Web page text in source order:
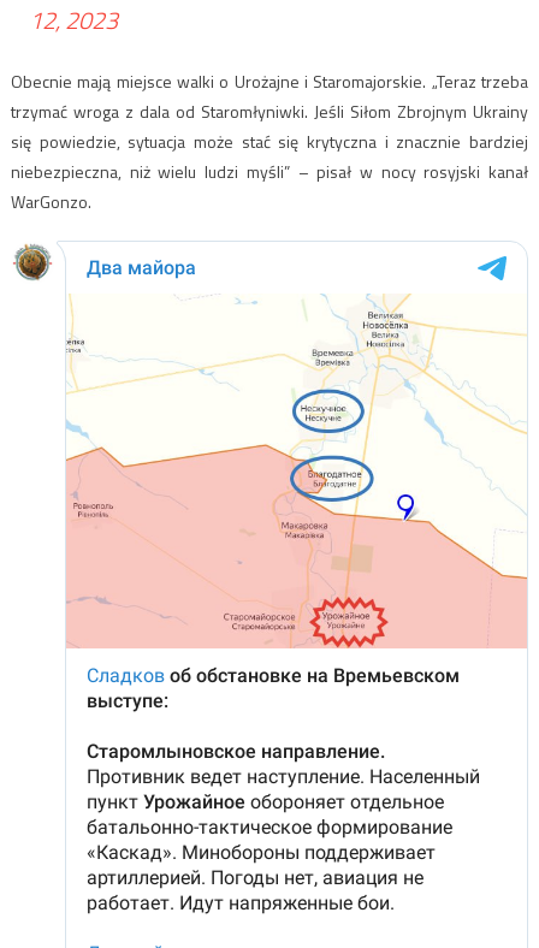
12, 2023
Obecnie mają miejsce walki o Urożajne i Staromajorskie. „Teraz trzeba
trzymać wroga z dala od Staromłyniwki. Jeśli Siłom Zbrojnym Ukrainy
się powiedzie, sytuacja może stać się krytyczna i znacznie bardziej
niebezpieczna, niż wielu ludzi myśli” – pisał w nocy rosyjski kanał
WarGonzo.